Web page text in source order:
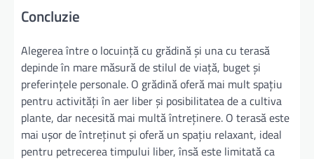
Concluzie
Alegerea între o locuință cu grădină și una cu terasă
depinde în mare măsură de stilul de viață, buget și
preferințele personale. O grădină oferă mai mult spațiu
pentru activități în aer liber și posibilitatea de a cultiva
plante, dar necesită mai multă întreținere. O terasă este
mai ușor de întreținut și oferă un spațiu relaxant, ideal
pentru petrecerea timpului liber, însă este limitată ca